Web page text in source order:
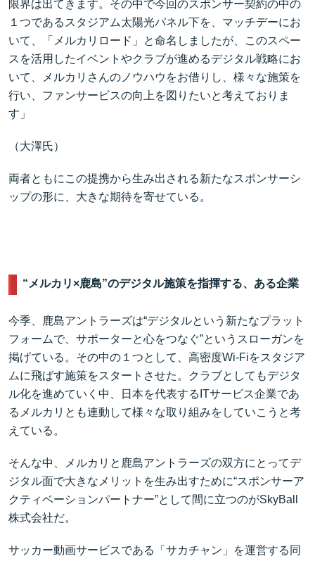
限界は出てきます。その中で今回のスポンサー契約の中の
１つであるスタジアム太陽光パネル下を、マッチデーにお
いて、「メルカリロード」と命名しましたが、このスペー
スを活用したイベントやクラブが進めるデジタル戦略にお
いて、メルカリさんのノウハウをお借りし、様々な施策を
行い、ファンサービスの向上を図りたいと考えておりま
す」
（大澤氏）
両者ともにこの提携から生み出される新たなスポンサーシ
ップの形に、大きな期待を寄せている。
“メルカリ×鹿島”のデジタル施策を指揮する、ある企業
今季、鹿島アントラーズは“デジタルという新たなプラット
フォームで、サポーターと心をつなぐ”というスローガンを
掲げている。その中の１つとして、高密度Wi-Fiをスタジア
ムに飛ばす施策をスタートさせた。クラブとしてもデジタ
ル化を進めていく中、日本を代表するITサービス企業であ
るメルカリとも連動して様々な取り組みをしていこうと考
えている。
そんな中、メルカリと鹿島アントラーズの双方にとってデ
ジタル面で大きなメリットを生み出すために“スポンサーア
クティベーションパートナー”として間に立つのがSkyBall
株式会社だ。
サッカー動画サービスである「サカチャン」を運営する同